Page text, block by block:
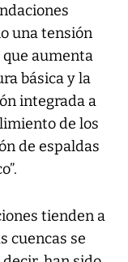
una tensión
aumenta
básica y la
integrada a
de los
de espaldas
tienden a
cuencas se